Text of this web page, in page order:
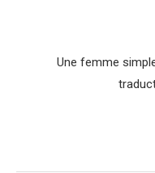
Une femme